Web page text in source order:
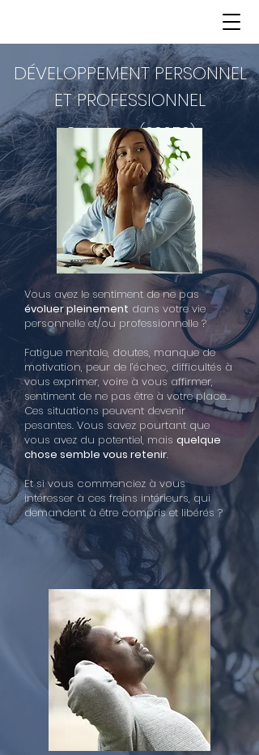
DÉVELOPPEMENT PERSONNEL
ET PROFESSIONNEL
Quincieux (69650)
Vous avez le sentiment de ne pas
évoluer pleinement dans votre vie
personnelle et/ou professionnelle ?
Fatigue mentale, doutes, manque de
motivation, peur de l’échec, difficultés à
vous exprimer, voire à vous affirmer,
sentiment de ne pas être à votre place…
Ces situations peuvent devenir
pesantes. Vous savez pourtant que
vous avez du potentiel, mais quelque
chose semble vous retenir.
Et si vous commenciez à vous
intéresser à ces freins intérieurs, qui
demandent à être compris et libérés ?